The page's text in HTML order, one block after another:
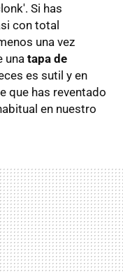
Si has
con total
una vez
una tapa de
es sutil y en
que has reventado
en nuestro